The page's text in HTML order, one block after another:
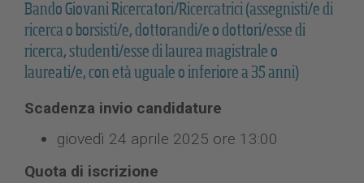
Bando Giovani Ricercatori/Ricercatrici (assegnisti/e di
ricerca o borsisti/e, dottorandi/e o dottori/esse di
ricerca, studenti/esse di laurea magistrale o
laureati/e, con età uguale o inferiore a 35 anni)
Scadenza invio candidature
giovedì 24 aprile 2025 ore 13:00
Quota di iscrizione